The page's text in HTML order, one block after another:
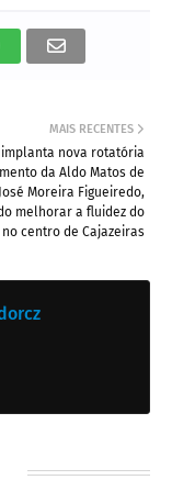
MAIS RECENTES
implanta nova rotatória
da Aldo Matos de
Moreira Figueiredo,
melhorar a fluidez do
centro de Cajazeiras